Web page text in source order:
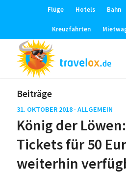
Flüge Hotels Bahn
Kreuzfahrten
Beiträge
31. OKTOBER 2018 · ALLGEMEIN
König der
Tickets für 50
weiterhin